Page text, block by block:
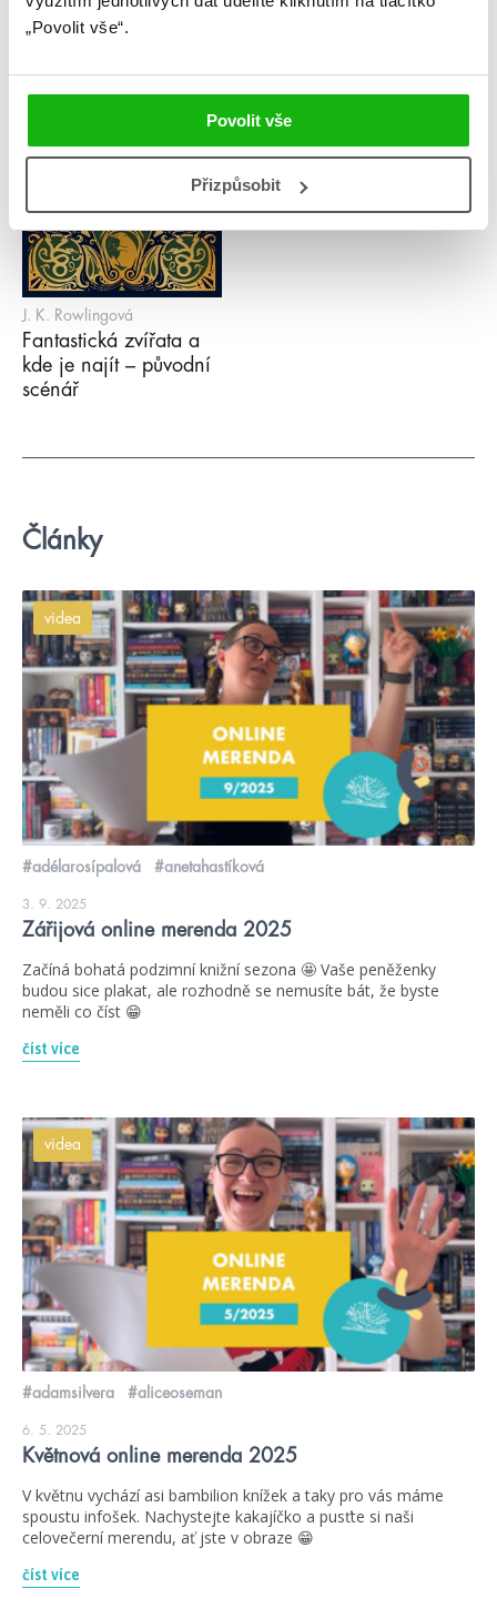
„Povolit vše“.
Povolit vše
Přizpůsobit
J. K. Rowlingová
Fantastická zvířata a
kde je najít – původní
scénář
Články
videa
#adélarosípalová #anetahastíková
3. 9. 2025
Zářijová online merenda 2025
Začíná bohatá podzimní knižní sezona 🤩 Vaše peněženky
budou sice plakat, ale rozhodně se nemusíte bát, že byste
neměli co číst 😁
číst více
videa
#adamsilvera #aliceoseman
6. 5. 2025
Květnová online merenda 2025
V květnu vychází asi bambilion knížek a taky pro vás máme
spoustu infošek. Nachystejte kakajíčko a pusťte si naši
celovečerní merendu, ať jste v obraze 😁
číst více